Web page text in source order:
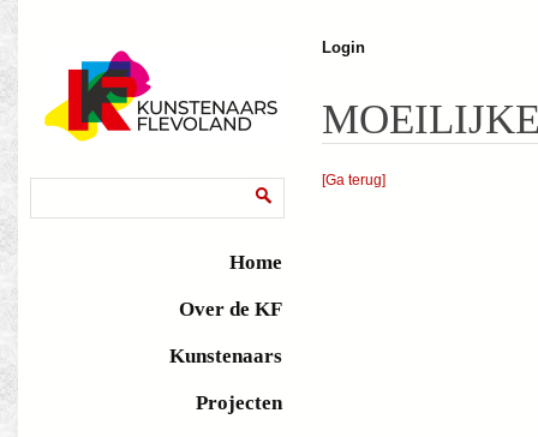
Home
Over de KF
Kunstenaars
Projecten
Login
[Ga terug]